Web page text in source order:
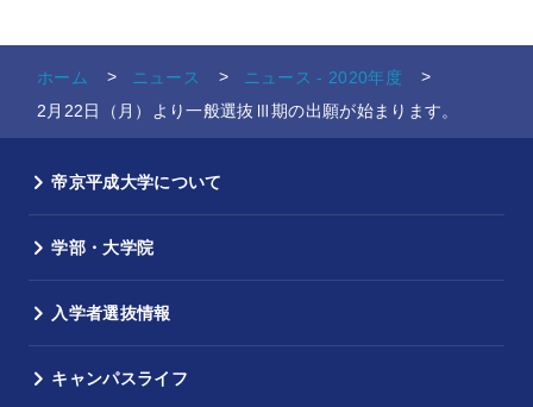
ホーム ニュース
ニュース - 2020年度
2月22日（月）より一般選抜Ⅲ期の出願が始まります。
帝京平成大学について
学部・大学院
入学者選抜情報
キャンパスライフ